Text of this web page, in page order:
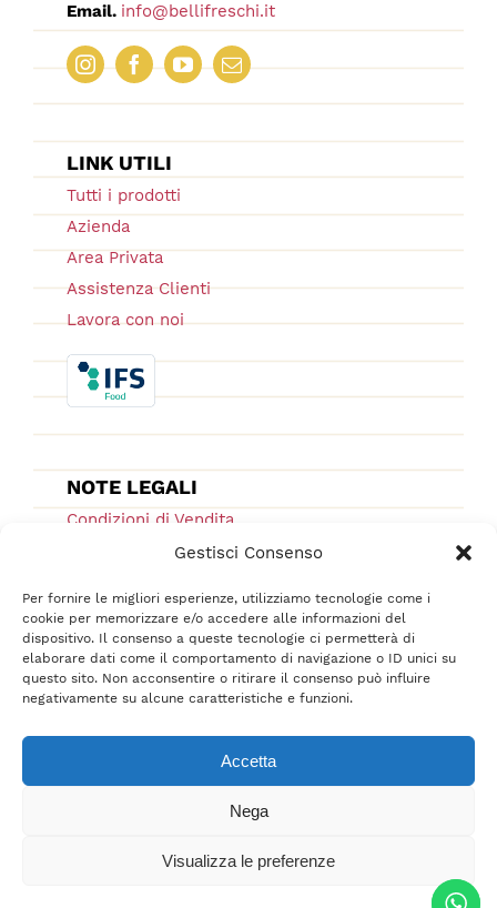
Gestisci Consenso
Per fornire le migliori esperienze, utilizziamo tecnologie come i
cookie per memorizzare e/o accedere alle informazioni del
dispositivo. Il consenso a queste tecnologie ci permetterà di
elaborare dati come il comportamento di navigazione o ID unici su
questo sito. Non acconsentire o ritirare il consenso può influire
negativamente su alcune caratteristiche e funzioni.
Accetta
Nega
Visualizza le preferenze
Email. info@bellifreschi.it
LINK UTILI
Tutti i prodotti
Azienda
Area Privata
Assistenza Clienti
Lavora con noi
NOTE LEGALI
Condizioni di Vendita
Ordini e Spedizioni
Cookie Low
F.A.Q.
Tutti i diritti sono riservati © 2021-2022 –
BelliFreschisrl– P.IVA 02618710400 –